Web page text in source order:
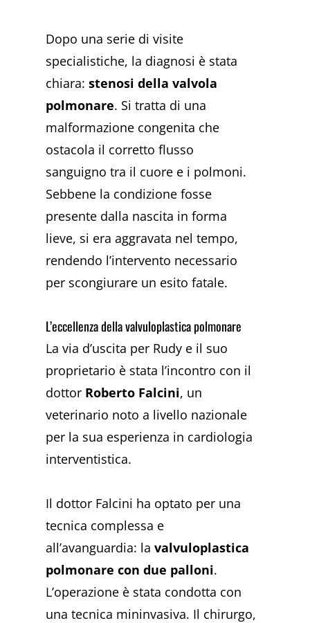
Dopo una serie di visite
specialistiche, la diagnosi è stata
chiara:stenosi della valvola
polmonare. Si tratta di una
malformazione congenita che
ostacola il corretto flusso
sanguigno tra il cuore e i polmoni.
Sebbene la condizione fosse
presente dalla nascita in forma
lieve, si era aggravata nel tempo,
rendendo l’intervento necessario
per scongiurare un esito fatale.
L’eccellenza della valvuloplastica polmonare
La via d’uscita per Rudy e il suo
proprietario è stata l’incontro con il
dottor Roberto Falcini, un
veterinario noto a livello nazionale
per la sua esperienza in cardiologia
interventistica.
Il dottor Falcini ha optato per una
tecnica complessa e
all’avanguardia: lavalvuloplastica
polmonare con due palloni.
L’operazione è stata condotta con
una tecnica mininvasiva. Il chirurgo,